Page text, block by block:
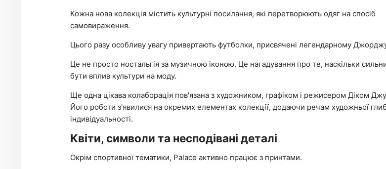
Кожна нова колекція містить культурні посилання, які перетворюють одяг на спосіб
самовираження.
Цього разу особливу увагу привертають футболки, присвячені легендарному
Це не просто ностальгія за музичною іконою. Це нагадування про те, наскільки
бути вплив культури на моду.
Ще одна цікава колаборація пов'язана з художником, графіком і режисером Діком
Його роботи з'явилися на окремих елементах колекції, додаючи речам художньої
індивідуальності.
Квіти, символи та несподівані деталі
Окрім спортивної тематики, Palace активно працює з принтами.